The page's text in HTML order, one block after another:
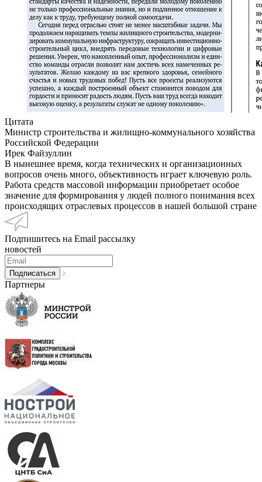
Цитата
Министр строительства и жилищно-коммунального хозяйства
Российской Федерации
Ирек Файзуллин
В нынешнее время, когда технических и организационных
вопросов очень много, объективность играет ключевую роль.
Работа средств массовой информации приобретает особое
значение для формирования у людей полного понимания всех
происходящих отраслевых процессов в нашей большой стране
Подпишитесь на Email рассылку
новостей
Партнеры